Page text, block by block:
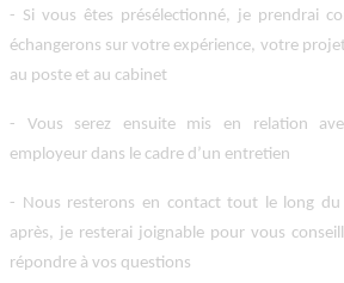
- Si vous êtes présélectionné, je prendrai
échangerons sur votre expérience, votre
au poste et au cabinet
- Vous serez ensuite mis en relation
employeur dans le cadre d’un entretien
- Nous resterons en contact tout le long du
après, je resterai joignable pour vous
répondre à vos questions